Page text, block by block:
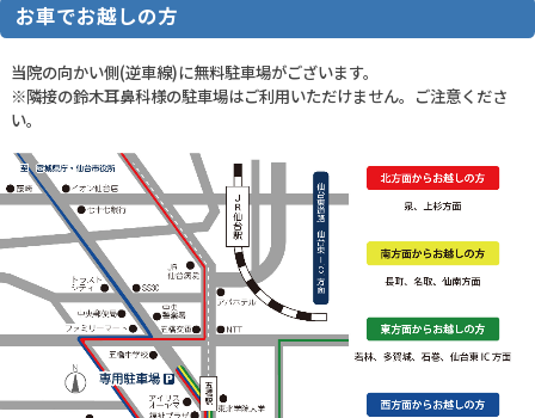
お車でお越しの方
当院の向かい側(逆車線)に無料駐車場がございます。
※隣接の鈴木耳鼻科様の駐車場はご利用いただけません。ご注意くださ
い。